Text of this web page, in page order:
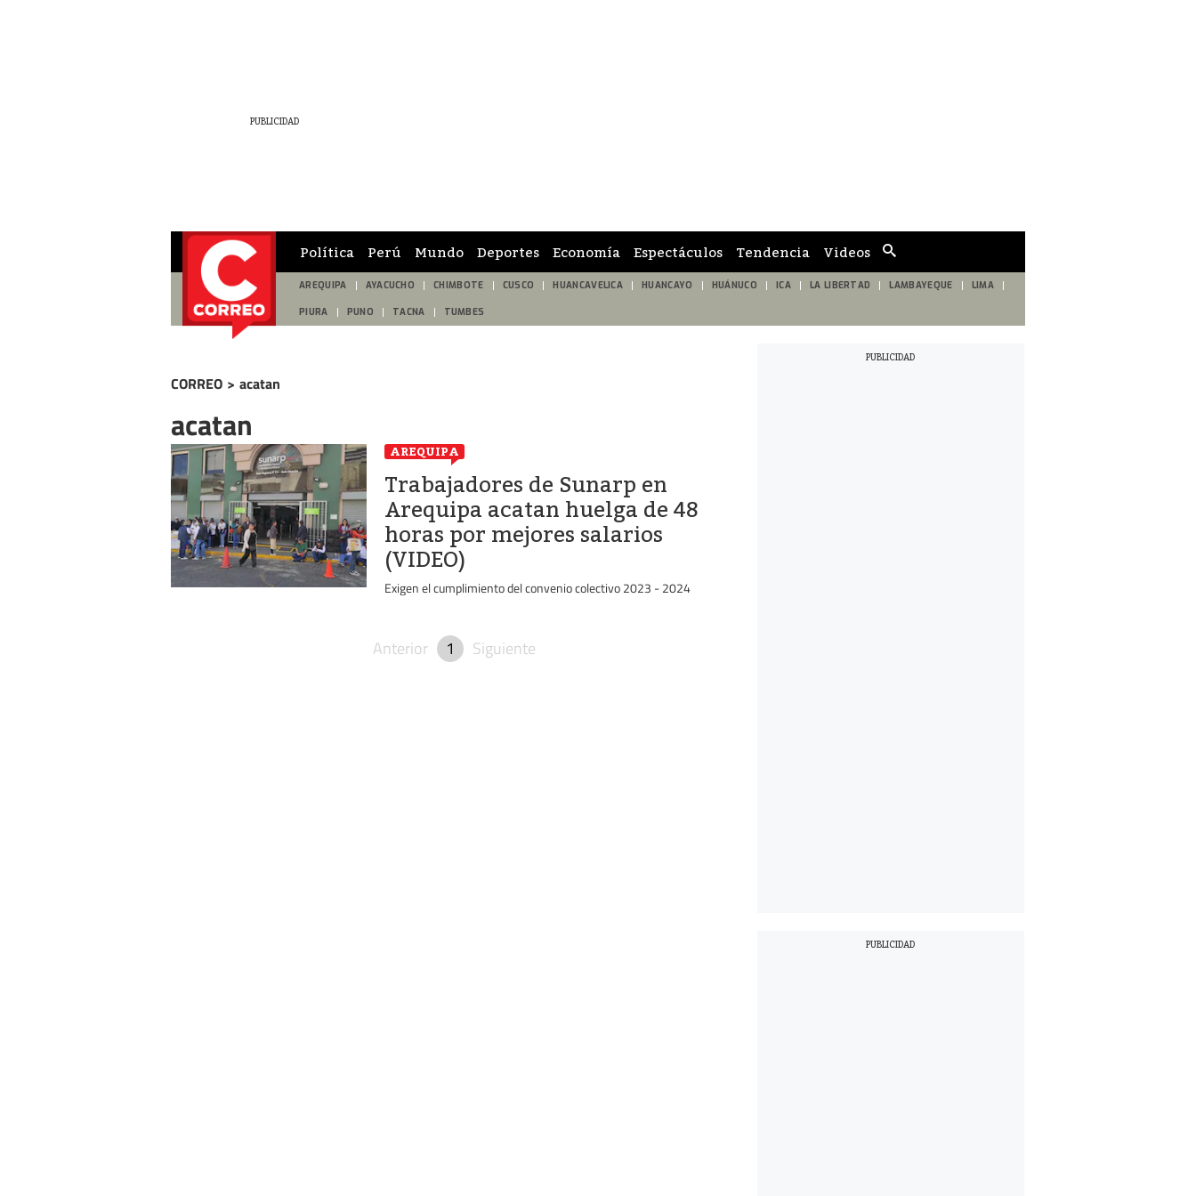
de
búsqueda
Política Perú Mundo Deportes Economía Espectáculos Tendencia Videos
AREQUIPA AYACUCHO CHIMBOTE CUSCO HUANCAVELICA HUANCAYO HUÁNUCO ICA LA LIBERTAD LAMBAYEQUE LIMA
PIURA PUNO TACNA TUMBES
CORREO > acatan
acatan
AREQUIPA
Trabajadores de Sunarp en
Arequipa acatan huelga de 48
horas por mejores salarios
(VIDEO)
Exigen el cumplimiento del convenio colectivo 2023 - 2024
Anterior 1 Siguiente